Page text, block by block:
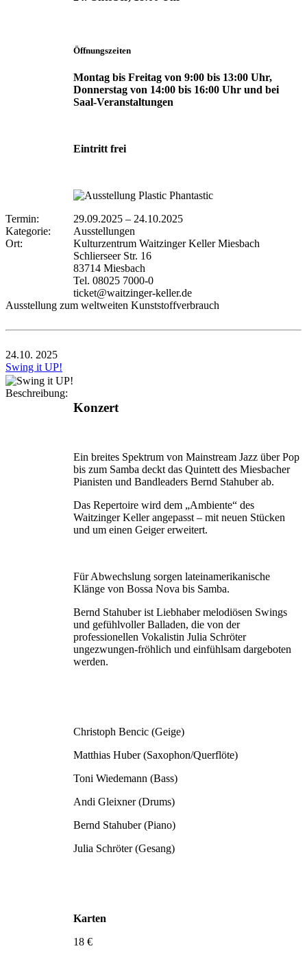
Öffnungszeiten
Montag bis Freitag von 9:00 bis 13:00 Uhr,
Donnerstag von 14:00 bis 16:00 Uhr und bei
Saal-Veranstaltungen
Eintritt frei
Termin: 29.09.2025 – 24.10.2025
Kategorie:
Ausstellungen
Ort:
Kulturzentrum Waitzinger Keller Miesbach
Schlierseer Str. 16
83714 Miesbach
Tel. 08025 7000-0
ticket@waitzinger-keller.de
Ausstellung zum weltweiten Kunststoffverbrauch
24.10. 2025
Swing it UP!
Beschreibung:
Konzert
Ein breites Spektrum von Mainstream Jazz über Pop
bis zum Samba deckt das Quintett des Miesbacher
Pianisten und Bandleaders Bernd Stahuber ab.
Das Repertoire wird dem „Ambiente“ des
Waitzinger Keller angepasst – mit neuen Stücken
und um einen Geiger erweitert.
Für Abwechslung sorgen lateinamerikanische
Klänge von Bossa Nova bis Samba.
Bernd Stahuber ist Liebhaber melodiösen Swings
und gefühlvoller Balladen, die von der
professionellen Vokalistin Julia Schröter
ungezwungen-fröhlich und einfühlsam dargeboten
werden.
Christoph Bencic (Geige)
Matthias Huber (Saxophon/Querflöte)
Toni Wiedemann (Bass)
Andi Gleixner (Drums)
Bernd Stahuber (Piano)
Julia Schröter (Gesang)
Karten
18 €